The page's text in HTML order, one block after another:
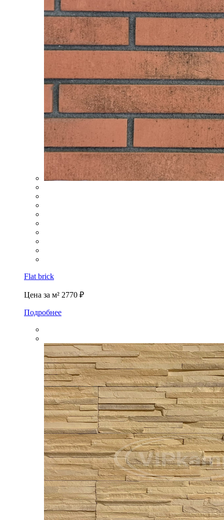
Flat brick
Цена за м² 2770 ₽
Подробнее